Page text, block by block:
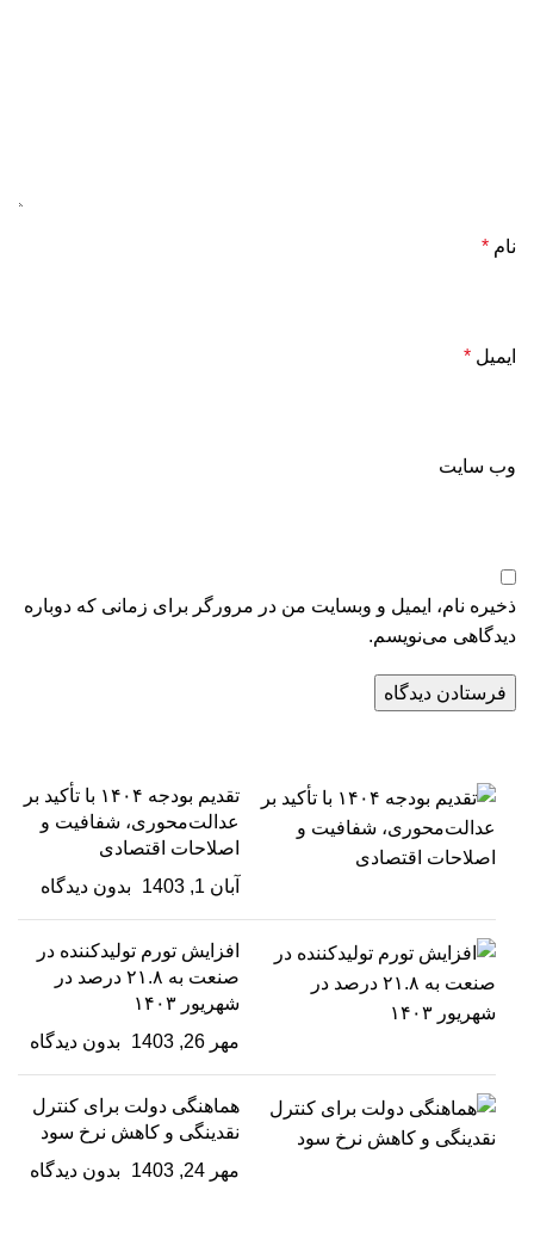
نام *
ایمیل *
وب‌ سایت
ذخیره نام، ایمیل و وبسایت من در مرورگر برای زمانی که دوباره
دیدگاهی می‌نویسم.
تقدیم بودجه ۱۴۰۴ با تأکید بر
عدالت‌محوری، شفافیت و
اصلاحات اقتصادی
آبان 1, 1403
بدون دیدگاه
افزایش تورم تولیدکننده در
صنعت به ۲۱.۸ درصد در
شهریور ۱۴۰۳
مهر 26, 1403
بدون دیدگاه
هماهنگی دولت برای کنترل
نقدینگی و کاهش نرخ سود
مهر 24, 1403
بدون دیدگاه